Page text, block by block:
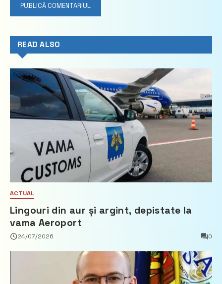
READ ALSO
ACTUAL
Lingouri din aur și argint, depistate la
vama Aeroport
24/07/2026 0